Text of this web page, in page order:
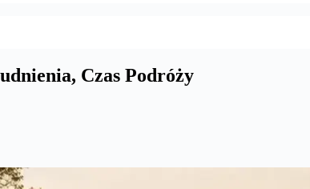
Czas Podróży